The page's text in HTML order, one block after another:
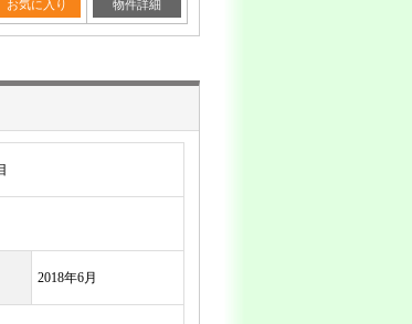
お気に入り 物件詳細
2018年6月